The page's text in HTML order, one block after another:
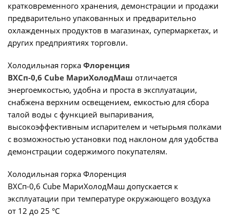
кратковременного хранения, демонстрации и продажи
предварительно упакованных и предварительно
охлажденных продуктов в магазинах, супермаркетах, и
других предприятиях торговли.
Холодильная горка Флоренция
ВХСп-0,6 Cube МариХолодМаш отличается
энергоемкостью, удобна и проста в эксплуатации,
снабжена верхним освещением, емкостью для сбора
талой воды с функцией выпаривания,
высокоэффективным испарителем и четырьмя полками
с возможностью установки под наклоном для удобства
демонстрации содержимого покупателям.
Холодильная горка Флоренция
ВХСп-0,6 Cube МариХолодМаш допускается к
эксплуатации при температуре окружающего воздуха
от 12 до 25 °С